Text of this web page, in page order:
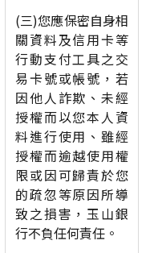
(三)您應保密自身相
關資料及信用卡等
行動支付工具之交
易卡號或帳號，若
因他人詐欺、未經
授權而以您本人資
料進行使用、雖經
授權而逾越使用權
限或因可歸責於您
的疏忽等原因所導
致之損害，玉山銀
行不負任何責任。